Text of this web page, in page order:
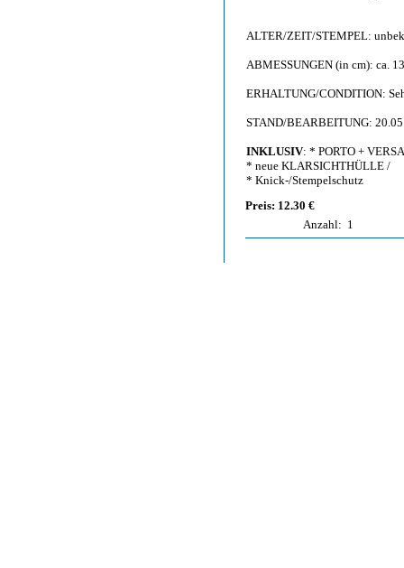
ALTER/ZEIT/STEMPEL:
ABMESSUNGEN (in cm): ca.
ERHALTUNG/CONDITION:
STAND/BEARBEITUNG:
INKLUSIV: * PORTO +
* neue KLARSICHTHÜLLE /
* Knick-/Stempelschutz
Preis: 12.30 €
Anzahl: 1